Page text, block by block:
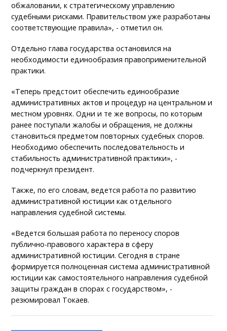
обжаловании, к стратегическому управлению
судебными рисками. Правительством уже разработаны
соответствующие правила», - отметил он.
Отдельно глава государства остановился на
необходимости единообразия правоприменительной
практики.
«Теперь предстоит обеспечить единообразие
административных актов и процедур на центральном и
местном уровнях. Одни и те же вопросы, по которым
ранее поступали жалобы и обращения, не должны
становиться предметом повторных судебных споров.
Необходимо обеспечить последовательность и
стабильность административной практики», -
подчеркнул президент.
Также, по его словам, ведется работа по развитию
административной юстиции как отдельного
направления судебной системы.
«Ведется большая работа по переносу споров
публично-правового характера в сферу
административной юстиции. Сегодня в стране
формируется полноценная система административной
юстиции как самостоятельного направления судебной
защиты граждан в спорах с государством», -
резюмировал Токаев.